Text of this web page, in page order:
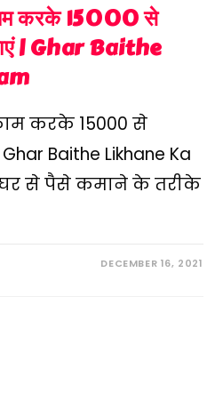
करके 15000 से
| Ghar Baithe
करके 15000 से
Baithe Likhane Ka
से पैसे कमाने के तरीके
DECEMBER 16, 2021